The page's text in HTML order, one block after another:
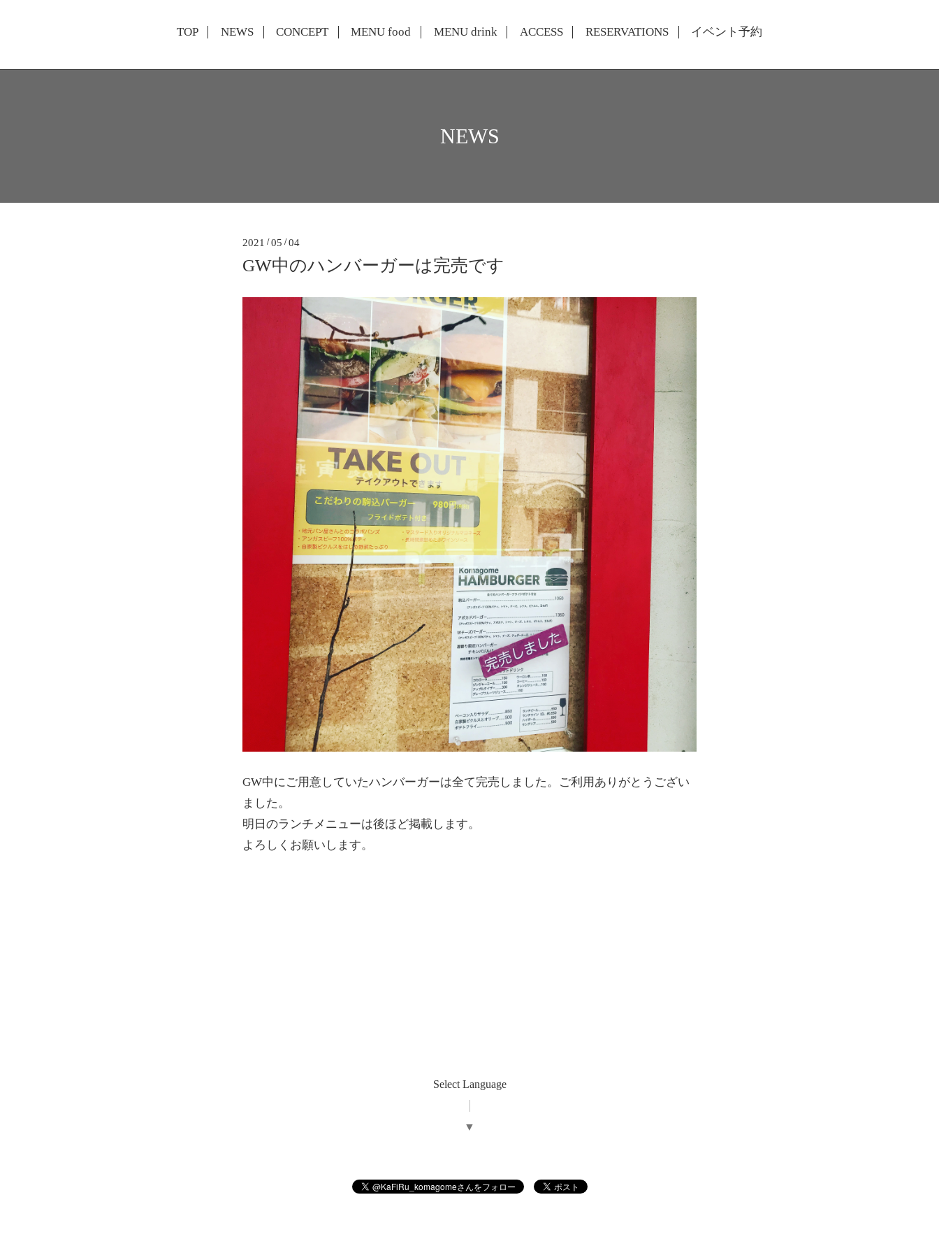
TOP NEWS CONCEPT MENU food MENU drink ACCESS RESERVATIONS イベント予約
NEWS
2021 /05 /04
GW中のハンバーガーは完売です
GW中にご用意していたハンバーガーは全て完売しました。ご利用ありがとうござい
ました。
明日のランチメニューは後ほど掲載します。
よろしくお願いします。
Select Language
▼